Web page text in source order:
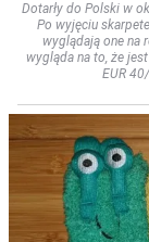
Dotarły do Polski w
Po wyjęciu
wyglądają one na
wygląda na to, że
EUR